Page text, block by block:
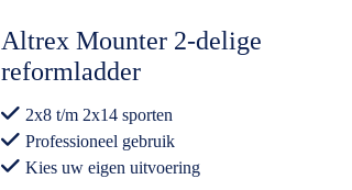
Altrex Mounter 2-delige
reformladder
2x8 t/m 2x14 sporten
Professioneel gebruik
Kies uw eigen uitvoering